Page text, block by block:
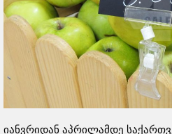
იანვრიდან აპრილამდე